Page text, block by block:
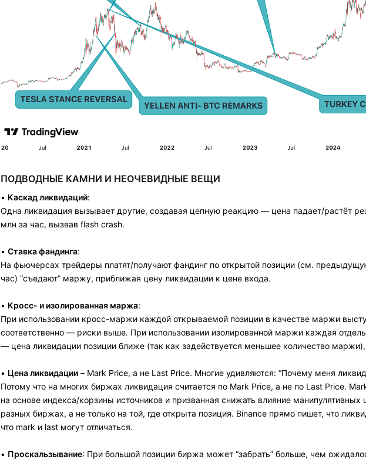
ПОДВОДНЫЕ КАМНИ И НЕОЧЕВИДНЫЕ ВЕЩИ
• Каскад ликвидаций:
Одна ликвидация вызывает другие, создавая цепную реакцию — цена падает/растёт
млн за час, вызвав flash crash.
• Ставка фандинга:
На фьючерсах трейдеры платят/получают фандинг по открытой позиции (см.
час) “съедают” маржу, приближая цену ликвидации к цене входа.
• Кросс- и изолированная маржа:
При использовании кросс-маржи каждой открываемой позиции в качестве маржи
соответственно — риски выше. При использовании изолированной маржи каждая
— цена ликвидации позиции ближе (так как задействуется меньшее количество маржи),
• Цена ликвидации – Mark Price, а не Last Price. Многие удивляются: “Почему меня
Потому что на многих биржах ликвидация считается по Mark Price, а не по Last Price.
на основе индекса/корзины источников и призванная снижать влияние
разных биржах, а не только на той, где открыта позиция. Binance прямо пишет, что
что mark и last могут отличаться.
• Проскальзывание: При большой позиции биржа может “забрать” больше, чем